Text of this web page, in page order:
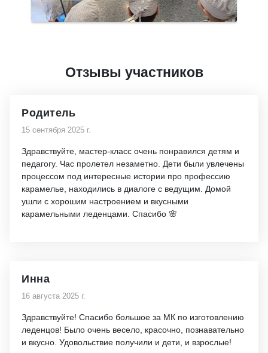
Отзывы участников
Родитель
15 сентября 2025 г.
Здравствуйте, мастер-класс очень понравился детям и
педагогу. Час пролетел незаметно. Дети были увлечены
процессом под интересные истории про профессию
карамелье, находились в диалоге с ведущим. Домой
ушли с хорошим настроением и вкусными
карамельными леденцами. Спасибо 🌸
Инна
16 августа 2025 г.
Здравствуйте! Спасибо большое за МК по изготовлению
леденцов! Было очень весело, красочно, познавательно
и вкусно. Удовольствие получили и дети, и взрослые!